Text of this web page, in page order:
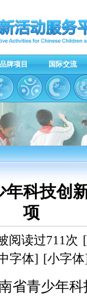
品牌项目 国际交流
科技创
项
阅读过711次
字体] [小字
省青少年